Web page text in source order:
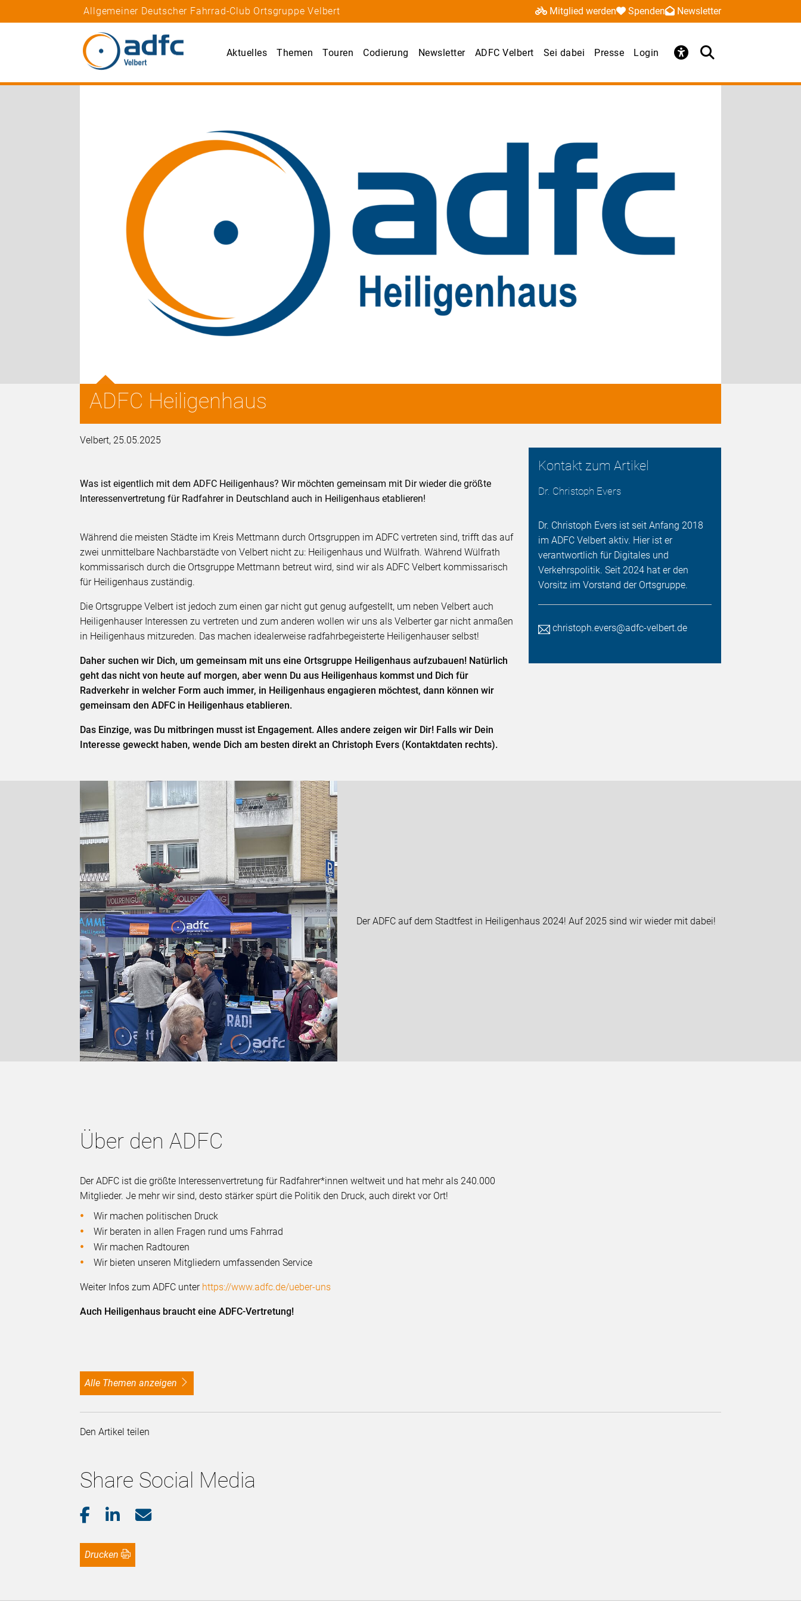
Allgemeiner Deutscher Fahrrad-Club Ortsgruppe Velbert Mitglied werden Spenden Newsletter
Aktuelles Themen Touren Codierung Newsletter ADFC Velbert Sei dabei Presse Login
ADFC Heiligenhaus
Velbert, 25.05.2025
Kontakt zum Artikel
Dr. Christoph Evers
Dr. Christoph Evers ist seit Anfang 2018
im ADFC Velbert aktiv. Hier ist er
verantwortlich für Digitales und
Verkehrspolitik. Seit 2024 hat er den
Vorsitz im Vorstand der Ortsgruppe.
christoph.evers@adfc-velbert.de
Was ist eigentlich mit dem ADFC Heiligenhaus? Wir möchten gemeinsam mit Dir wieder die größte
Interessenvertretung für Radfahrer in Deutschland auch in Heiligenhaus etablieren!
Während die meisten Städte im Kreis Mettmann durch Ortsgruppen im ADFC vertreten sind, trifft das auf
zwei unmittelbare Nachbarstädte von Velbert nicht zu: Heiligenhaus und Wülfrath. Während Wülfrath
kommissarisch durch die Ortsgruppe Mettmann betreut wird, sind wir als ADFC Velbert kommissarisch
für Heiligenhaus zuständig.
Die Ortsgruppe Velbert ist jedoch zum einen gar nicht gut genug aufgestellt, um neben Velbert auch
Heiligenhauser Interessen zu vertreten und zum anderen wollen wir uns als Velberter gar nicht anmaßen
in Heiligenhaus mitzureden. Das machen idealerweise radfahrbegeisterte Heiligenhauser selbst!
Daher suchen wir Dich, um gemeinsam mit uns eine Ortsgruppe Heiligenhaus aufzubauen! Natürlich
geht das nicht von heute auf morgen, aber wenn Du aus Heiligenhaus kommst und Dich für
Radverkehr in welcher Form auch immer, in Heiligenhaus engagieren möchtest, dann können wir
gemeinsam den ADFC in Heiligenhaus etablieren.
Das Einzige, was Du mitbringen musst ist Engagement. Alles andere zeigen wir Dir! Falls wir Dein
Interesse geweckt haben, wende Dich am besten direkt an Christoph Evers (Kontaktdaten rechts).
Der ADFC auf dem Stadtfest in Heiligenhaus 2024! Auf 2025 sind wir wieder mit dabei!
Über den ADFC
Der ADFC ist die größte Interessenvertretung für Radfahrer*innen weltweit und hat mehr als 240.000
Mitglieder. Je mehr wir sind, desto stärker spürt die Politik den Druck, auch direkt vor Ort!
Wir machen politischen Druck
Wir beraten in allen Fragen rund ums Fahrrad
Wir machen Radtouren
Wir bieten unseren Mitgliedern umfassenden Service
Weiter Infos zum ADFC unter https://www.adfc.de/ueber-uns
Auch Heiligenhaus braucht eine ADFC-Vertretung!
alle Themen anzeigen
Den Artikel teilen
Share Social Media
Drucken